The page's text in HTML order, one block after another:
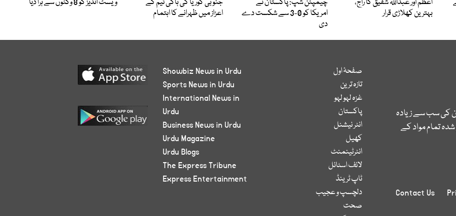
اعظم اور عبداللہ شفیق کا راج،
بہترین کھلاڑی قرار
چیمپئن شپ: پاکستان نے
امریکا کو 0-3 سے شکست دے
دی
جنوبی کوریا کی ہاکی ٹیم کے
اعزاز میں ظہرانے کا اہتمام
ویسٹ انڈیز کو 8 وکٹوں سے ہرا دیا
کی سب سے زیادہ
تمام مواد کے
Contact Us
صفحۂ اول
تازہ ترین
غزہ لہو لہو
پاکستان
انٹر نیشنل
کھیل
انٹرٹینمنٹ
لائف اسٹائل
ٹاپ ٹرینڈ
دلچسپ و عجیب
صحت
Showbiz News in Urdu
Sports News in Urdu
International News in
Urdu
Business News in Urdu
Urdu Magazine
Urdu Blogs
The Express Tribune
Express Entertainment